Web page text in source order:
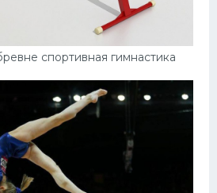
спортивная гимнастика